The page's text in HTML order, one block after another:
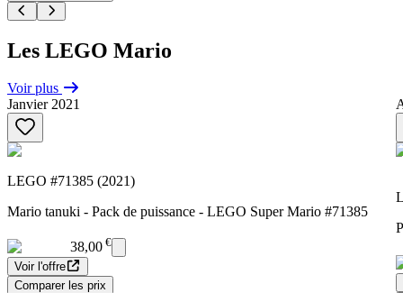
Les LEGO Mario
Voir plus
Janvier 2021
LEGO #71385 (2021)
Mario tanuki - Pack de puissance - LEGO Super Mario #71385
38,00 €
Voir l'offre
Comparer les prix